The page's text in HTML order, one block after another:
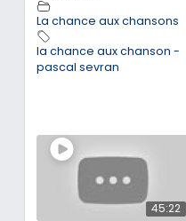
La chance aux chansons
la chance aux chanson -
pascal sevran
45:22